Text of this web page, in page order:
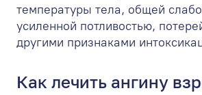
температуры тела, общей
усиленной потливостью,
другими признаками
Как лечить ангину